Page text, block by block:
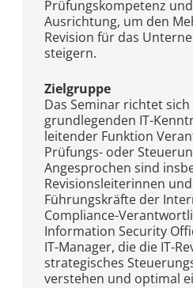
Prüfungskompetenz
Ausrichtung, um den
Revision für das
steigern.
Zielgruppe
Das Seminar richtet
grundlegenden IT-
leitender Funktion
Prüfungs- oder
Angesprochen sind
Revisionsleiterinnen
Führungskräfte der
Compliance-
Information Security
IT-Manager, die die IT-
strategisches
verstehen und optimal